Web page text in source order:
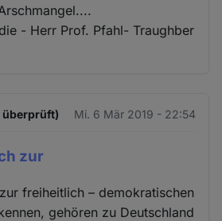
- Herr Prof. Pfahl- Traughber
überprüft) Mi. 6 Mär 2019 - 22:54
zur
freiheitlich – demokratischen
gehören zu Deutschland